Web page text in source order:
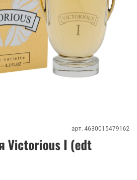
арт. 4630015479162
Victorious I (edt